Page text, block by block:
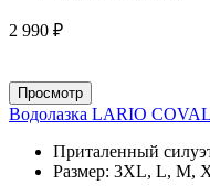
2 990 ₽
Просмотр
Водолазка LARIO
Приталенный
Размер: 3XL, L, M,